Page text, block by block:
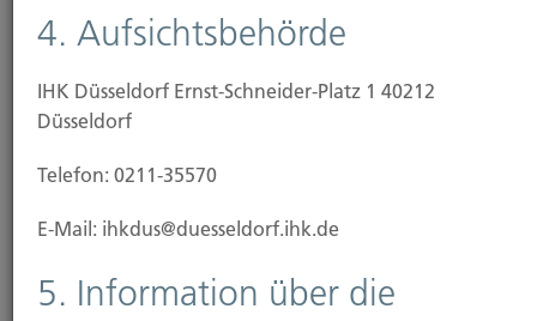
4. Aufsichtsbehörde
IHK Düsseldorf Ernst-Schneider-Platz 1 40212
Düsseldorf
Telefon: 0211-35570
E-Mail: ihkdus@duesseldorf.ihk.de
5. Information über die